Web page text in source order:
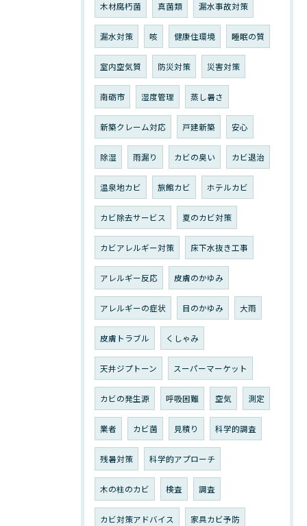
木材腐朽菌 真菌類 漏水事故対策
漏水対策 咳 健康住環境 睡眠の質
室内空気質 防災対策 災害対策
南砺市 湿度管理 蒸し暑さ
新築クレーム対応 戸建新築 安心
除湿 雨漏り カビの臭い カビ退治
温泉地カビ 旅館カビ ホテルカビ
カビ除去サービス 夏のカビ対策
カビアレルギー対策 床下水抜き工事
アレルギー反応 皮膚のかゆみ
アレルギーの症状 目のかゆみ 大雨
皮膚トラブル くしゃみ
天井ジプトーン スーパーマーケット
カビの発生源 呼吸困難 空気 測定
業者 カビ菌 見積り 科学的調査
残暑対策 科学的アプローチ
木の柱のカビ 検査 調査
カビ対策アドバイス 家具カビ予防